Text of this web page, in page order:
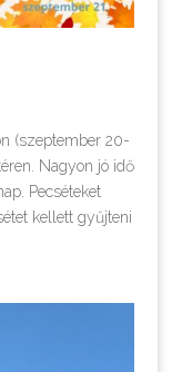
(szeptember 20-
Nagyon jó idő
Pecséteket
kellett gyűjteni